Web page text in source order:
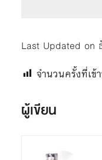
Last Updated on
จำนวนครั้งที่เข้
ผู้เขียน